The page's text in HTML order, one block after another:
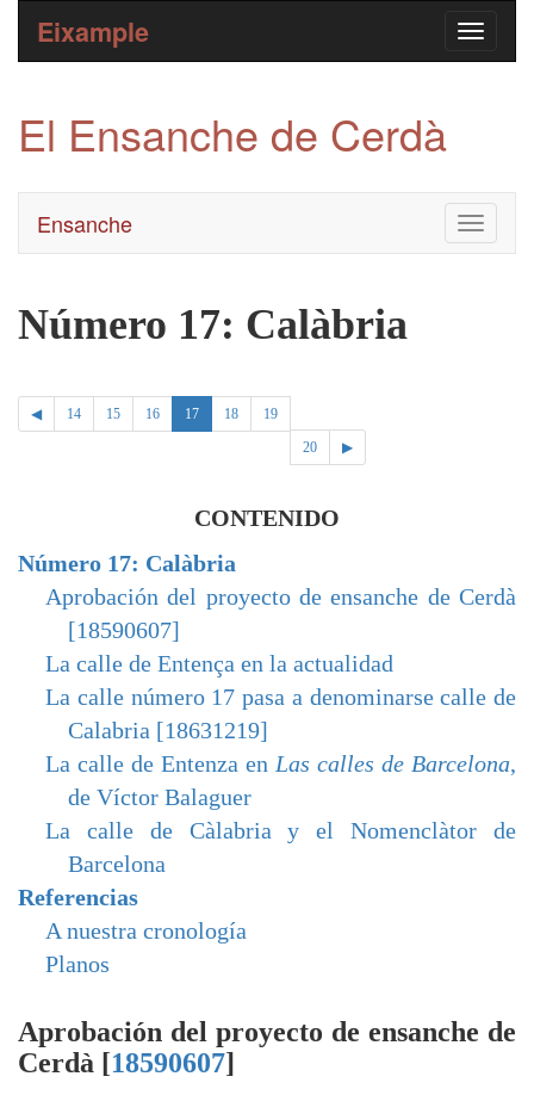
Eixample
El Ensanche de Cerdà
Toggle
Ensanche
Número 17: Calàbria
◀ 14 15 16 17 18
19
20
▶
CONTENIDO
Número 17: Calàbria
Aprobación del proyecto de ensanche de Cerdà
[18590607]
La calle de Entença en la actualidad
La calle número 17 pasa a denominarse calle de
Calabria [18631219]
La calle de Entenza en Las calles de Barcelona,
de Víctor Balaguer
La calle de Càlabria y el Nomenclàtor de
Barcelona
Referencias
A nuestra cronología
Planos
Aprobación del proyecto de ensanche de
Cerdà [18590607]